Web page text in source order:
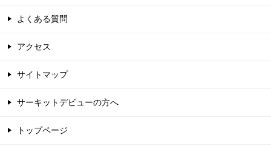
よくある質問
アクセス
サイトマップ
サーキットデビューの方へ
トップページ